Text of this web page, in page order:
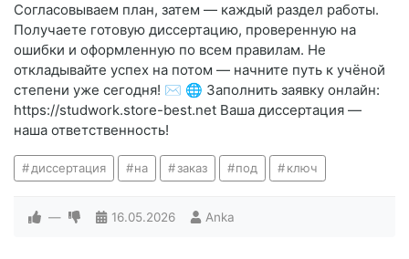
Согласовываем план, затем — каждый раздел работы.
Получаете готовую диссертацию, проверенную на
ошибки и оформленную по всем правилам. Не
откладывайте успех на потом — начните путь к учёной
степени уже сегодня! ✉️ 🌐 Заполнить заявку онлайн:
https://studwork.store-best.net Ваша диссертация —
наша ответственность!
диссертация на заказ под ключ
— 16.05.2026 Anka